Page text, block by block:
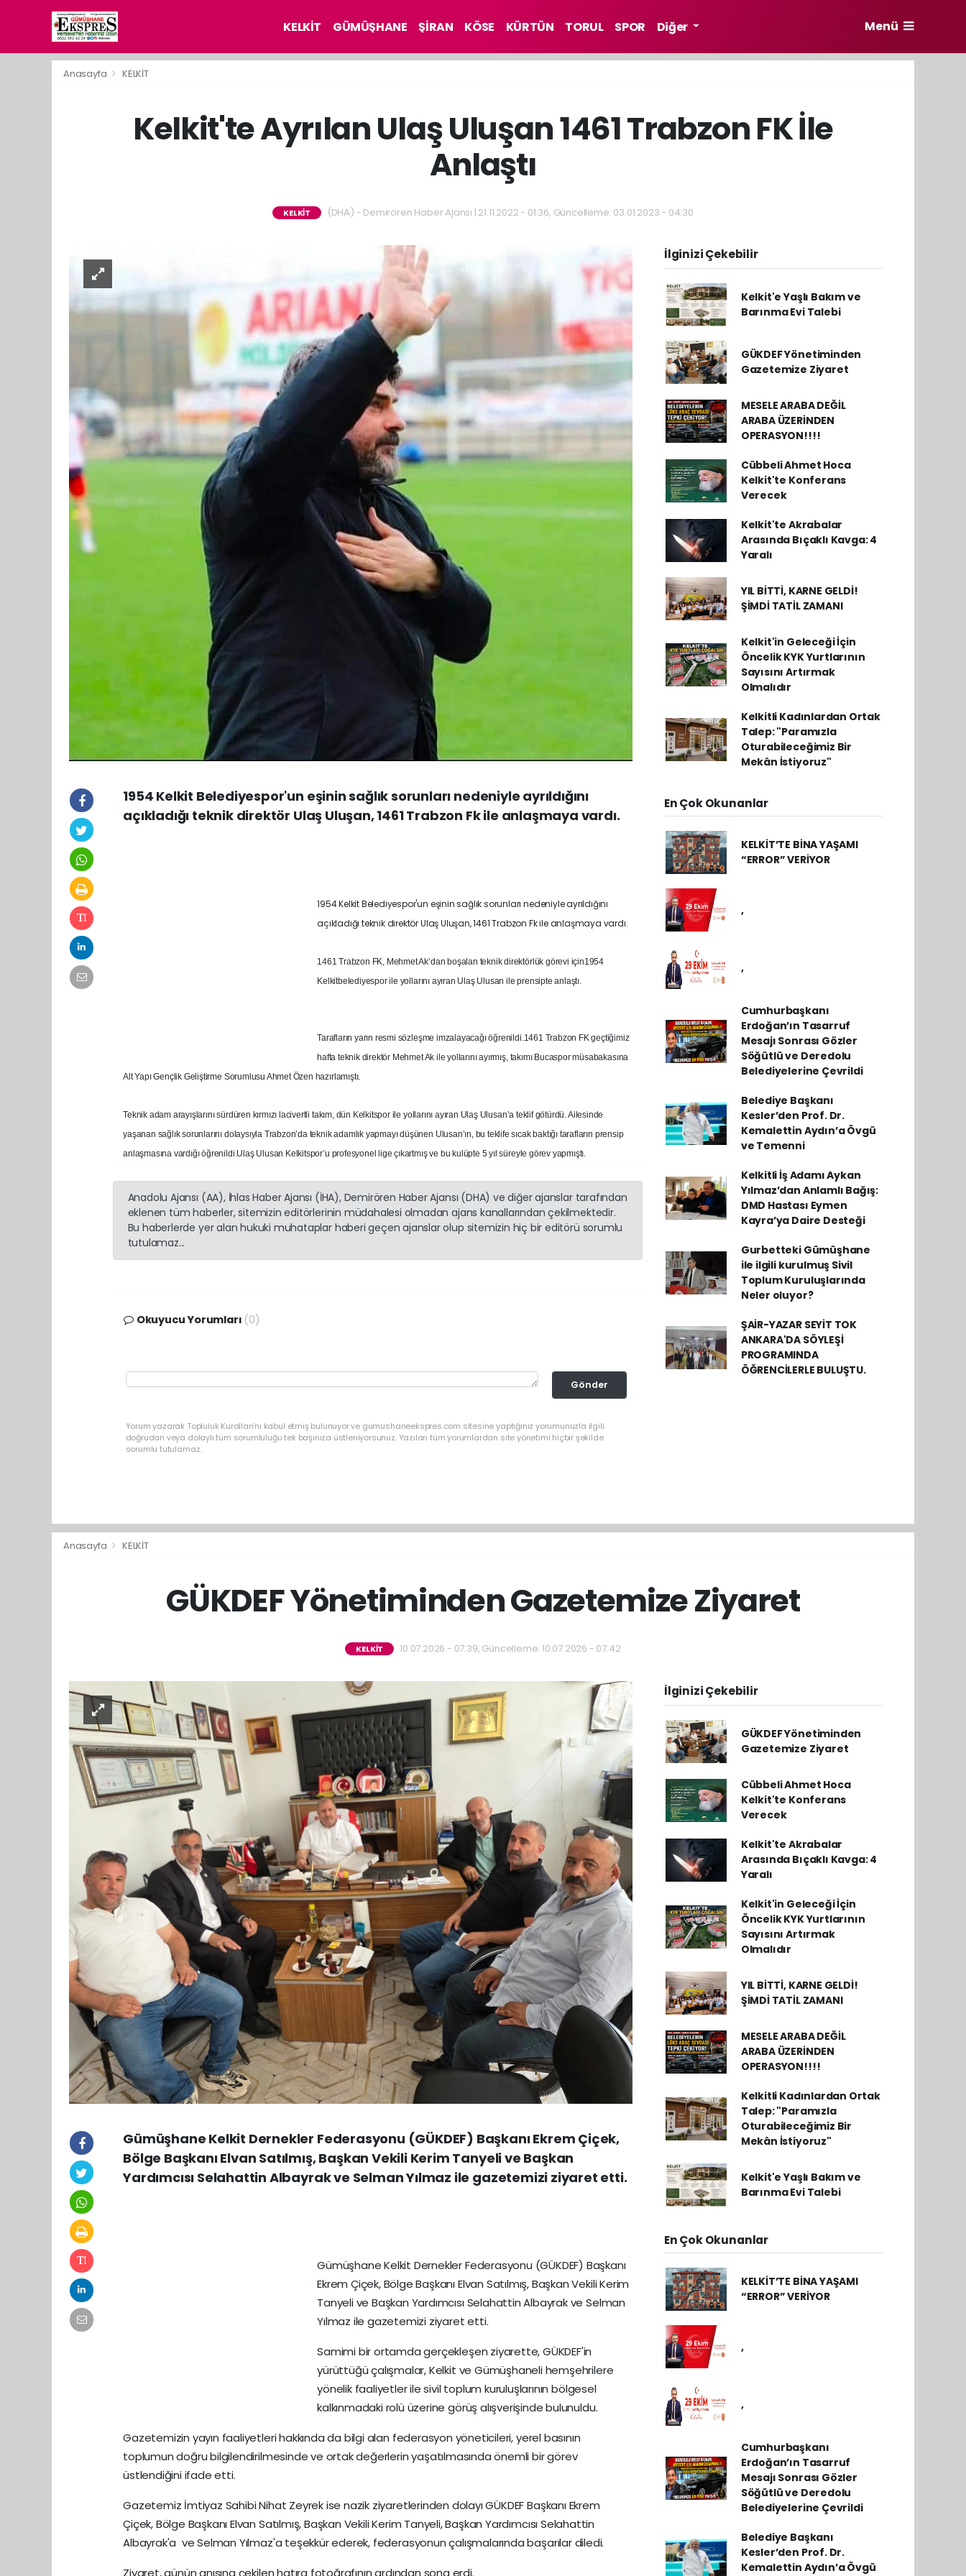
KELKİT GÜMÜŞHANE ŞİRAN KÖSE KÜRTÜN TORUL SPOR Diğer Menü
Anasayfa KELKİT
Kelkit'te Ayrılan Ulaş Uluşan 1461 Trabzon FK İle
Anlaştı
KELKİT (DHA) - Demirören Haber Ajansı | 21.11.2022 - 01:36, Güncelleme: 03.01.2023 - 04:30
1954 Kelkit Belediyespor'un eşinin sağlık sorunları nedeniyle ayrıldığını
açıkladığı teknik direktör Ulaş Uluşan, 1461 Trabzon Fk ile anlaşmaya vardı.
1954 Kelkit Belediyespor'un eşinin sağlık sorunları nedeniyle ayrıldığını
açıkladığı teknik direktör Ulaş Uluşan, 1461 Trabzon Fk ile anlaşmaya vardı.
1461 Trabzon FK, Mehmet Ak’dan boşalan teknik direktörlük görevi için1954
Kelkitbelediyespor ile yollarını ayıran Ulaş Ulusan ile prensipte anlaştı.
Tarafların yarın resmi sözleşme imzalayacağı öğrenildi.1461 Trabzon FK geçtiğimiz
hafta teknik direktör Mehmet Ak ile yollarını ayırmış, takımı Bucaspor müsabakasına
Alt Yapı Gençlik Geliştirme Sorumlusu Ahmet Özen hazırlamıştı.
Teknik adam arayışlarını sürdüren kırmızı lacivertli takım, dün Kelkitspor ile yollarını ayıran Ulaş Ulusan’a teklif götürdü. Ailesinde
yaşanan sağlık sorunlarını dolaysıyla Trabzon’da teknik adamlık yapmayı düşünen Ulusan’ın, bu teklife sıcak baktığı tarafların prensip
anlaşmasına vardığı öğrenildi.Ulaş Ulusan Kelkitspor’u profesyonel lige çıkartmış ve bu kulüpte 5 yıl süreyle görev yapmıştı.
Anadolu Ajansı (AA), İhlas Haber Ajansı (İHA), Demirören Haber Ajansı (DHA) ve diğer ajanslar tarafından
eklenen tüm haberler, sitemizin editörlerinin müdahalesi olmadan ajans kanallarından çekilmektedir.
Bu haberlerde yer alan hukuki muhataplar haberi geçen ajanslar olup sitemizin hiç bir editörü sorumlu
tutulamaz...
Okuyucu Yorumları (0)
Gönder
Yorum yazarak Topluluk Kuralları’nı kabul etmiş bulunuyor ve gumushaneekspres.com sitesine yaptığınız yorumunuzla ilgili
doğrudan veya dolaylı tüm sorumluluğu tek başınıza üstleniyorsunuz. Yazılan tüm yorumlardan site yönetimi hiçbir şekilde
sorumlu tutulamaz.
İlginizi Çekebilir
Kelkit'e Yaşlı Bakım ve
Barınma Evi Talebi
GÜKDEF Yönetiminden
Gazetemize Ziyaret
MESELE ARABA DEĞİL
ARABA ÜZERİNDEN
OPERASYON!!!!
Cübbeli Ahmet Hoca
Kelkit'te Konferans
Verecek
Kelkit'te Akrabalar
Arasında Bıçaklı Kavga: 4
Yaralı
YIL BİTTİ, KARNE GELDİ!
ŞİMDİ TATİL ZAMANI
Kelkit'in Geleceği İçin
Öncelik KYK Yurtlarının
Sayısını Artırmak
Olmalıdır
Kelkitli Kadınlardan Ortak
Talep: "Paramızla
Oturabileceğimiz Bir
Mekân İstiyoruz"
En Çok Okunanlar
KELKİT’TE BİNA YAŞAMI
“ERROR” VERİYOR
,
,
Cumhurbaşkanı
Erdoğan’ın Tasarruf
Mesajı Sonrası Gözler
Söğütlü ve Deredolu
Belediyelerine Çevrildi
Belediye Başkanı
Kesler’den Prof. Dr.
Kemalettin Aydın’a Övgü
ve Temenni
Kelkitli İş Adamı Aykan
Yılmaz’dan Anlamlı Bağış:
DMD Hastası Eymen
Kayra’ya Daire Desteği
Gurbetteki Gümüşhane
ile ilgili kurulmuş Sivil
Toplum Kuruluşlarında
Neler oluyor?
ŞAİR-YAZAR SEYİT TOK
ANKARA'DA SÖYLEŞİ
PROGRAMINDA
ÖĞRENCİLERLE BULUŞTU.
Anasayfa KELKİT
GÜKDEF Yönetiminden Gazetemize Ziyaret
KELKİT 10.07.2026 - 07:39, Güncelleme: 10.07.2026 - 07:42
Gümüşhane Kelkit Dernekler Federasyonu (GÜKDEF) Başkanı Ekrem Çiçek,
Bölge Başkanı Elvan Satılmış, Başkan Vekili Kerim Tanyeli ve Başkan
Yardımcısı Selahattin Albayrak ve Selman Yılmaz ile gazetemizi ziyaret etti.
Gümüşhane Kelkit Dernekler Federasyonu (GÜKDEF) Başkanı
Ekrem Çiçek, Bölge Başkanı Elvan Satılmış, Başkan Vekili Kerim
Tanyeli ve Başkan Yardımcısı Selahattin Albayrak ve Selman
Yılmaz ile gazetemizi ziyaret etti.
Samimi bir ortamda gerçekleşen ziyarette, GÜKDEF'in
yürüttüğü çalışmalar, Kelkit ve Gümüşhaneli hemşehrilere
yönelik faaliyetler ile sivil toplum kuruluşlarının bölgesel
kalkınmadaki rolü üzerine görüş alışverişinde bulunuldu.
Gazetemizin yayın faaliyetleri hakkında da bilgi alan federasyon yöneticileri, yerel basının
toplumun doğru bilgilendirilmesinde ve ortak değerlerin yaşatılmasında önemli bir görev
üstlendiğini ifade etti.
Gazetemiz İmtiyaz Sahibi Nihat Zeyrek ise nazik ziyaretlerinden dolayı GÜKDEF Başkanı Ekrem
Çiçek, Bölge Başkanı Elvan Satılmış, Başkan Vekili Kerim Tanyeli, Başkan Yardımcısı Selahattin
Albayrak'a ve Selman Yılmaz'a teşekkür ederek, federasyonun çalışmalarında başarılar diledi.
İlginizi Çekebilir
GÜKDEF Yönetiminden
Gazetemize Ziyaret
Cübbeli Ahmet Hoca
Kelkit'te Konferans
Verecek
Kelkit'te Akrabalar
Arasında Bıçaklı Kavga: 4
Yaralı
Kelkit'in Geleceği İçin
Öncelik KYK Yurtlarının
Sayısını Artırmak
Olmalıdır
YIL BİTTİ, KARNE GELDİ!
ŞİMDİ TATİL ZAMANI
MESELE ARABA DEĞİL
ARABA ÜZERİNDEN
OPERASYON!!!!
Kelkitli Kadınlardan Ortak
Talep: "Paramızla
Oturabileceğimiz Bir
Mekân İstiyoruz"
Kelkit'e Yaşlı Bakım ve
Barınma Evi Talebi
En Çok Okunanlar
KELKİT’TE BİNA YAŞAMI
“ERROR” VERİYOR
,
,
Cumhurbaşkanı
Erdoğan’ın Tasarruf
Mesajı Sonrası Gözler
Söğütlü ve Deredolu
Belediyelerine Çevrildi
Belediye Başkanı
Kesler’den Prof. Dr.
Kemalettin Aydın’a Övgü